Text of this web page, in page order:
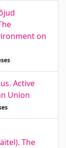
on
Active
Union
The